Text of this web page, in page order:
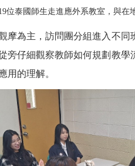
位泰國師生走進應外系教室，與在
摩為主，訪問團分組進入不
旁仔細觀察教師如何規劃教
用的理解。